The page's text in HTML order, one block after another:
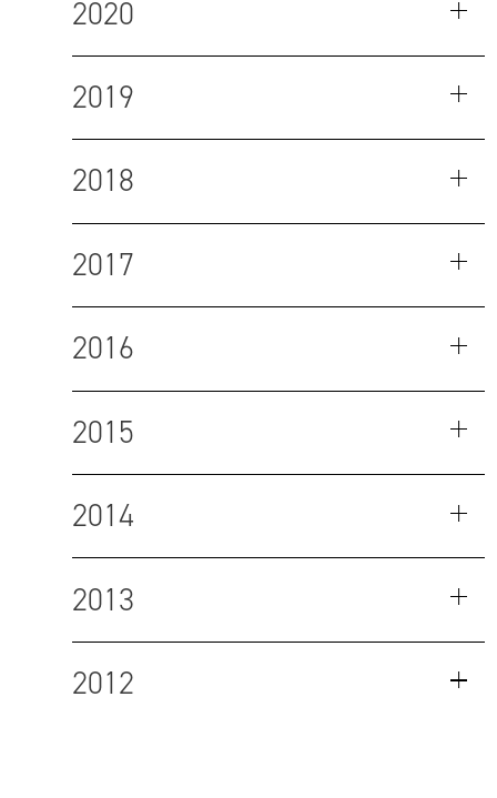
2020
2019
2018
2017
2016
2015
2014
2013
2012